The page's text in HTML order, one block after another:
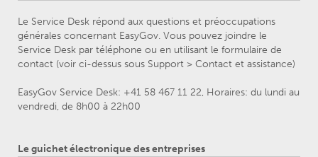
Le Service Desk répond aux questions et préoccupations
générales concernant EasyGov. Vous pouvez joindre le
Service Desk par téléphone ou en utilisant le formulaire de
contact (voir ci-dessus sous Support > Contact et assistance)
EasyGov Service Desk: +41 58 467 11 22, Horaires: du lundi au
vendredi, de 8h00 à 22h00
Le guichet électronique des entreprises